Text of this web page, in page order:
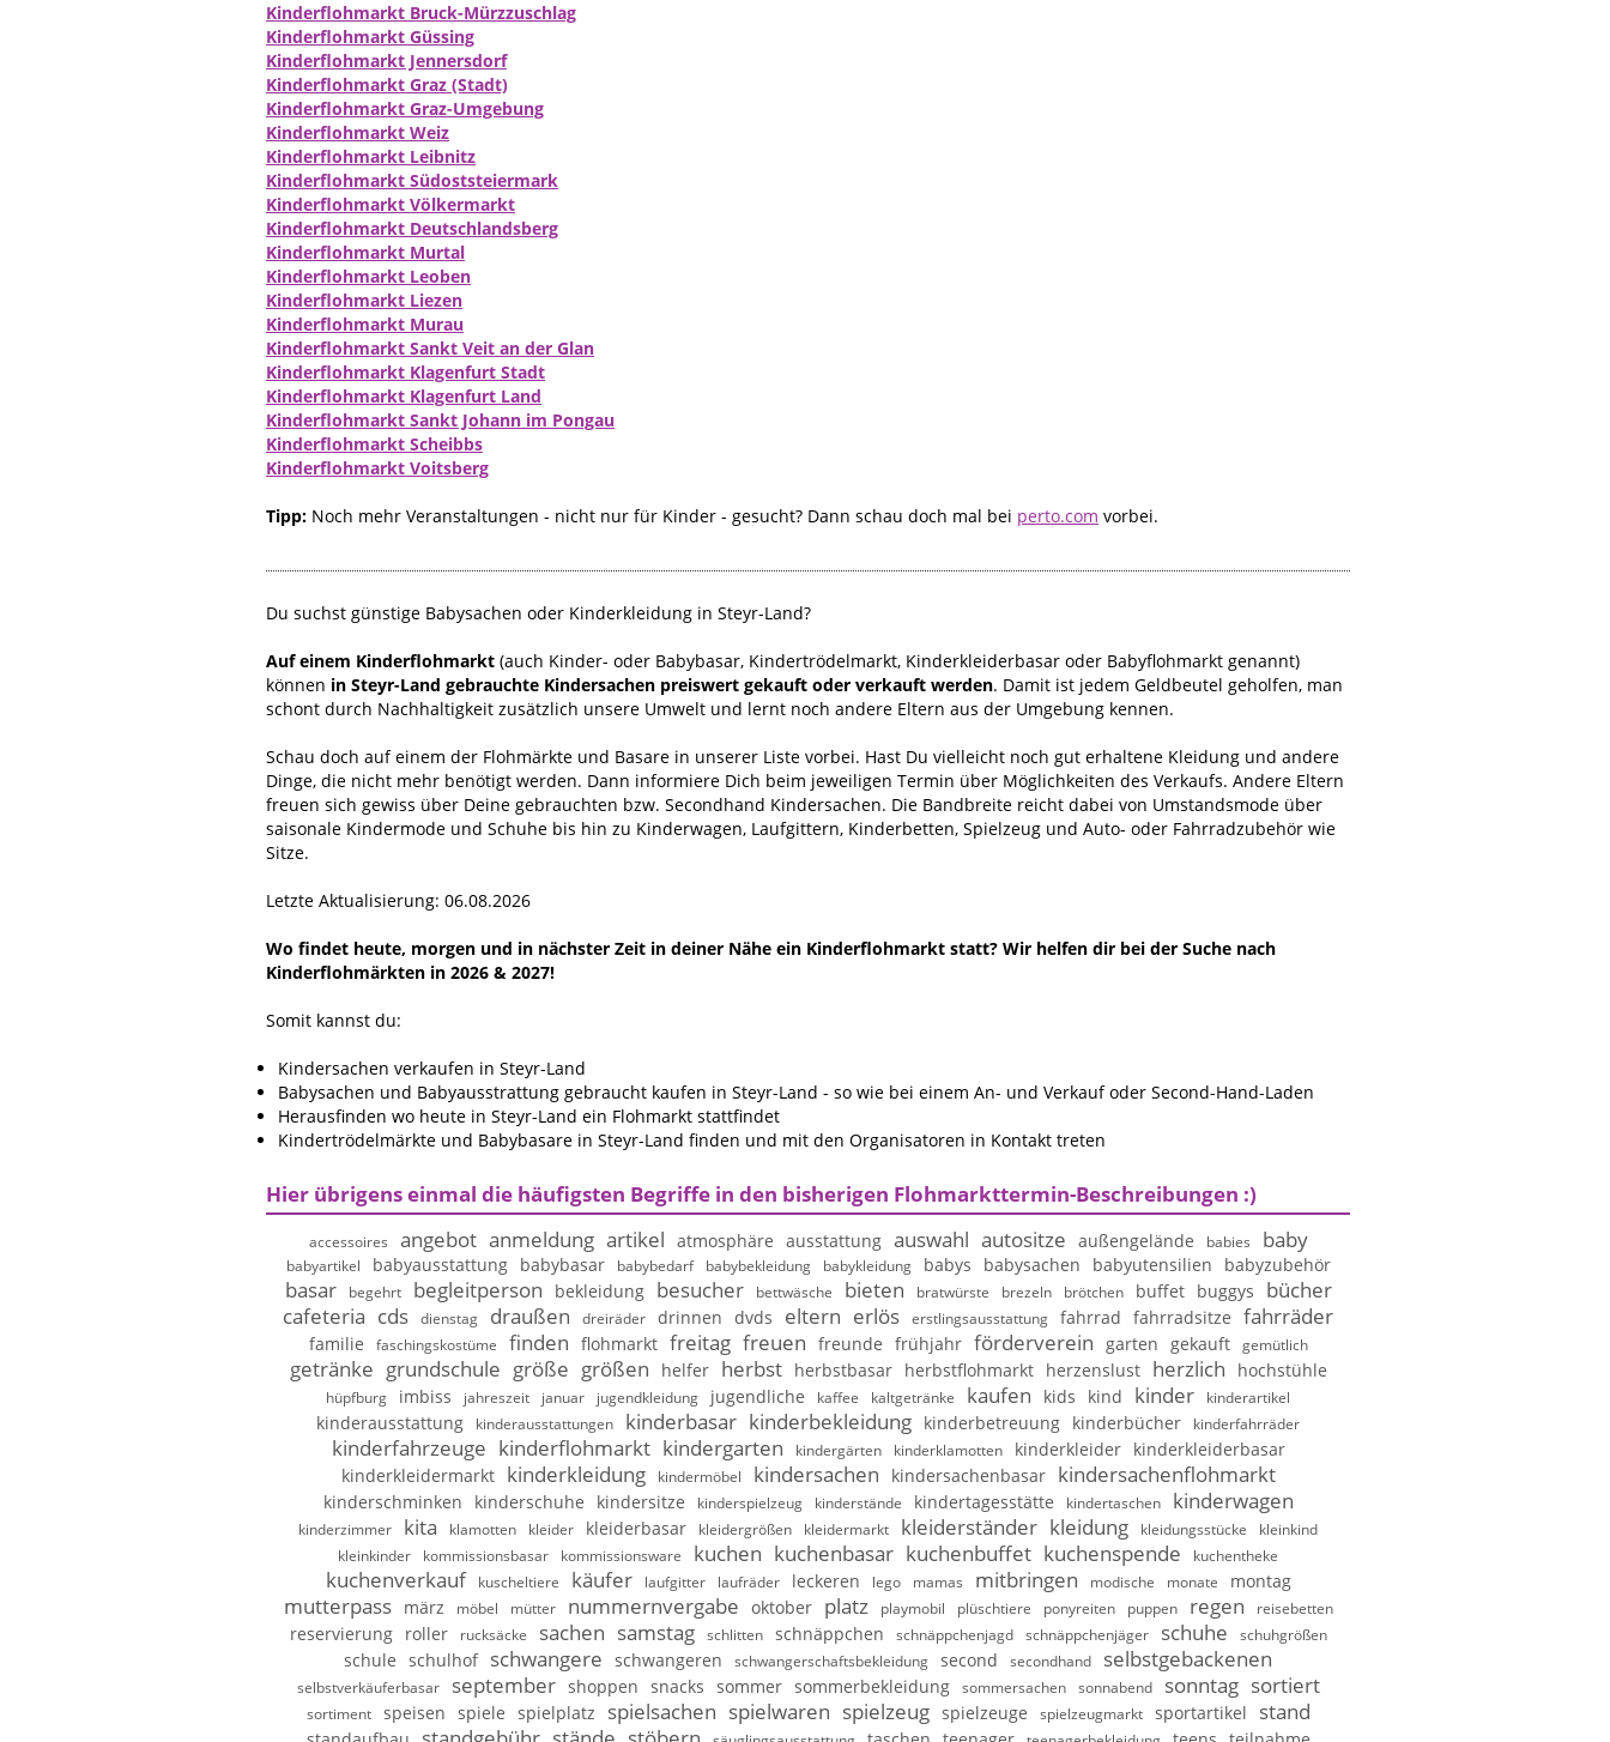
Kinderflohmarkt Bruck-Mürzzuschlag
Kinderflohmarkt Güssing
Kinderflohmarkt Jennersdorf
Kinderflohmarkt Graz (Stadt)
Kinderflohmarkt Graz-Umgebung
Kinderflohmarkt Weiz
Kinderflohmarkt Leibnitz
Kinderflohmarkt Südoststeiermark
Kinderflohmarkt Völkermarkt
Kinderflohmarkt Deutschlandsberg
Kinderflohmarkt Murtal
Kinderflohmarkt Leoben
Kinderflohmarkt Liezen
Kinderflohmarkt Murau
Kinderflohmarkt Sankt Veit an der Glan
Kinderflohmarkt Klagenfurt Stadt
Kinderflohmarkt Klagenfurt Land
Kinderflohmarkt Sankt Johann im Pongau
Kinderflohmarkt Scheibbs
Kinderflohmarkt Voitsberg
Tipp: Noch mehr Veranstaltungen - nicht nur für Kinder - gesucht? Dann schau doch mal bei perto.com vorbei.
Du suchst günstige Babysachen oder Kinderkleidung in Steyr-Land?
Auf einem Kinderflohmarkt (auch Kinder- oder Babybasar, Kindertrödelmarkt, Kinderkleiderbasar oder Babyflohmarkt genannt)
können in Steyr-Land gebrauchte Kindersachen preiswert gekauft oder verkauft werden. Damit ist jedem Geldbeutel geholfen, man
schont durch Nachhaltigkeit zusätzlich unsere Umwelt und lernt noch andere Eltern aus der Umgebung kennen.
Schau doch auf einem der Flohmärkte und Basare in unserer Liste vorbei. Hast Du vielleicht noch gut erhaltene Kleidung und andere
Dinge, die nicht mehr benötigt werden. Dann informiere Dich beim jeweiligen Termin über Möglichkeiten des Verkaufs. Andere Eltern
freuen sich gewiss über Deine gebrauchten bzw. Secondhand Kindersachen. Die Bandbreite reicht dabei von Umstandsmode über
saisonale Kindermode und Schuhe bis hin zu Kinderwagen, Laufgittern, Kinderbetten, Spielzeug und Auto- oder Fahrradzubehör wie
Sitze.
Letzte Aktualisierung: 06.08.2026
Wo findet heute, morgen und in nächster Zeit in deiner Nähe ein Kinderflohmarkt statt? Wir helfen dir bei der Suche nach
Kinderflohmärkten in 2026 & 2027!
Somit kannst du:
Kindersachen verkaufen in Steyr-Land
Babysachen und Babyausstrattung gebraucht kaufen in Steyr-Land - so wie bei einem An- und Verkauf oder Second-Hand-Laden
Herausfinden wo heute in Steyr-Land ein Flohmarkt stattfindet
Kindertrödelmärkte und Babybasare in Steyr-Land finden und mit den Organisatoren in Kontakt treten
Hier übrigens einmal die häufigsten Begriffe in den bisherigen Flohmarkttermin-Beschreibungen :)
accessoires angebot anmeldung artikel atmosphäre ausstattung auswahl autositze außengelände babies baby
babyartikel babyausstattung babybasar babybedarf babybekleidung babykleidung babys babysachen babyutensilien babyzubehör
basar begehrt begleitperson bekleidung besucher bettwäsche bieten bratwürste brezeln brötchen buffet buggys
bücher
cafeteria cds dienstag draußen dreiräder drinnen dvds eltern erlös erstlingsausstattung fahrrad fahrradsitze fahrräder
familie faschingskostüme finden flohmarkt freitag freuen freunde frühjahr förderverein garten gekauft gemütlich
getränke grundschule größe größen helfer herbst herbstbasar herbstflohmarkt herzenslust herzlich hochstühle
hüpfburg imbiss jahreszeit januar jugendkleidung jugendliche kaffee kaltgetränke kaufen kids kind kinder kinderartikel
kinderausstattung kinderausstattungen kinderbasar kinderbekleidung kinderbetreuung kinderbücher kinderfahrräder
kinderfahrzeuge kinderflohmarkt kindergarten kindergärten kinderklamotten kinderkleider
kinderkleiderbasar
kinderkleidermarkt
kinderkleidung kindermöbel kindersachen kindersachenbasar kindersachenflohmarkt
kinderschminken kinderschuhe kindersitze kinderspielzeug kinderstände kindertagesstätte kindertaschen kinderwagen
kinderzimmer kita klamotten kleider kleiderbasar kleidergrößen kleidermarkt kleiderständer kleidung kleidungsstücke
kleinkind
kleinkinder
kommissionsbasar kommissionsware kuchen kuchenbasar kuchenbuffet kuchenspende kuchentheke
kuchenverkauf kuscheltiere käufer laufgitter laufräder leckeren lego mamas mitbringen modische monate montag
mutterpass märz möbel mütter nummernvergabe oktober platz playmobil plüschtiere ponyreiten puppen regen reisebetten
reservierung roller rucksäcke sachen samstag schlitten schnäppchen schnäppchenjagd schnäppchenjäger schuhe schuhgrößen
schule schulhof schwangere schwangeren schwangerschaftsbekleidung second secondhand selbstgebackenen
selbstverkäuferbasar september shoppen snacks sommer sommerbekleidung sommersachen sonnabend sonntag sortiert
sortiment speisen spiele spielplatz spielsachen spielwaren spielzeug spielzeuge spielzeugmarkt sportartikel stand